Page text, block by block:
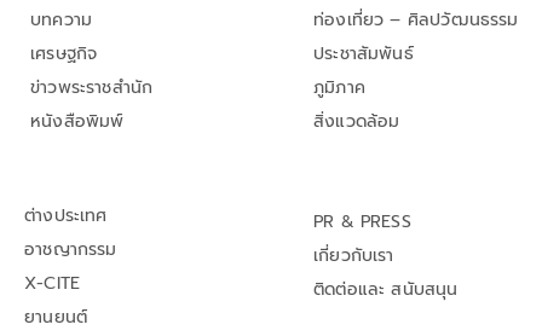
บทความ
เศรษฐกิจ
ข่าวพระราชสำนัก
หนังสือพิมพ์
ท่องเที่ยว – ศิลปวัฒนธรรม
ประชาสัมพันธ์
ภูมิภาค
สิ่งแวดล้อม
ต่างประเทศ
อาชญากรรม
X-CITE
ยานยนต์
PR & PRESS
เกี่ยวกับเรา
ติดต่อและ สนับสนุน